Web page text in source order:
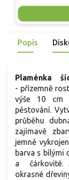
Mrazuvzdornost
skvělou volbu
Popis
Plaménka
- přízemně
výše 10 cm
pěstování.
průběhu
zajímavě
jemně
barva s bílými
a čárkovité.
okrasné